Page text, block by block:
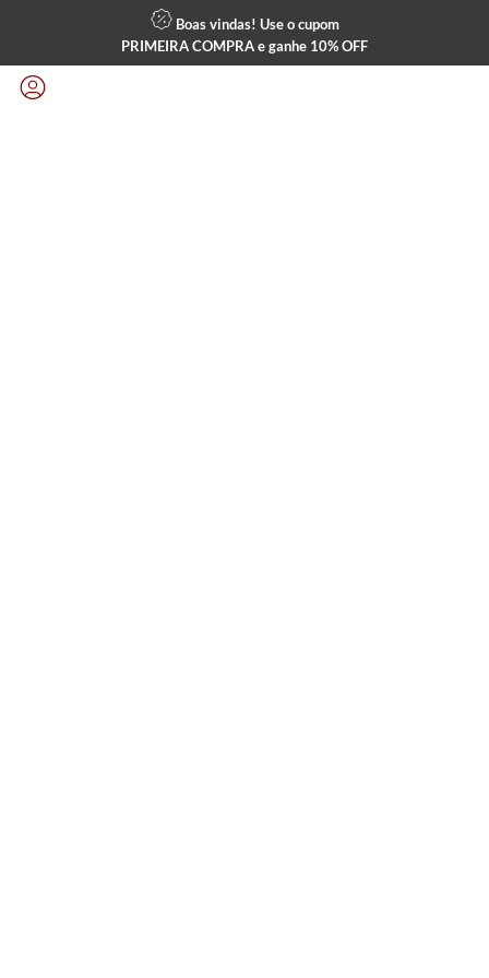
Boas vindas! Use o cupom
PRIMEIRA COMPRAe ganhe 10% OFF